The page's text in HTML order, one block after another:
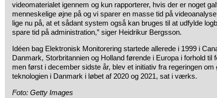
videomaterialet igennem og kun rapporterer, hvis der er noget
menneskelige øjne på og vi sparer en masse tid på
lige nu på, at et sådant system også kan bruges til at udfylde
spare tid på administration,” siger Heidrikur Bergsson.
Idéen bag Elektronisk Monitorering startede allerede i 1999 i
Danmark, Storbritannien og Holland førende i Europa i forhold til
men først i december sidste år, blev et initiativ fra regeringen om
teknologien i Danmark i løbet af 2020 og 2021, sat i værks.
Foto: Getty Images